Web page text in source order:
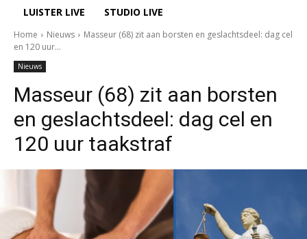
LUISTER LIVE STUDIO LIVE
Home Nieuws
Masseur (68) zit aan borsten en geslachtsdeel: dag cel
en 120 uur...
Nieuws
Masseur (68) zit aan borsten
en geslachtsdeel: dag cel en
120 uur taakstraf